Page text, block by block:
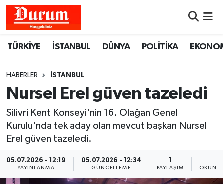
TÜRKİYE İSTANBUL DÜNYA POLİTİKA
HABERLER İSTANBUL
Nursel Erel güven tazeledi
Silivri Kent Konseyi'nin 16. Olağan Genel
Kurulu'nda tek aday olan mevcut başkan Nursel
Erel güven tazeledi.
05.07.2026 - 12:19
YAYINLANMA
05.07.2026 - 12:34
GÜNCELLEME
1
PAYLAŞIM
Hava Durumu
Namaz Vakitleri
Trafik Durumu
Süper Lig Puan Durumu ve Fikstür
Tüm Manşetler